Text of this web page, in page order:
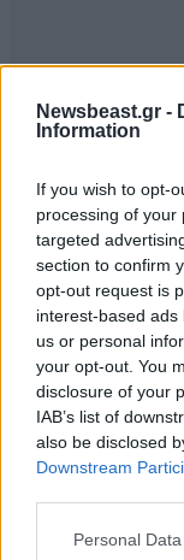
Newsbeast.gr -
Information
If you wish to opt-
processing of your
targeted
section to confirm
opt-out request is
interest-based
us or personal
your opt-out. You
disclosure of your
IAB’s list of
also be disclosed
Downstream
Please note that
Personal